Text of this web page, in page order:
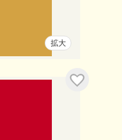
拡大